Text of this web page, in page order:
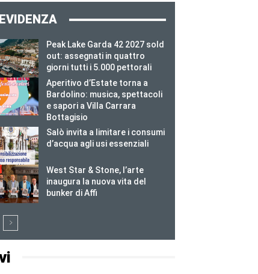
Peak Lake Garda 42 2027 sold
out: assegnati in quattro
giorni tutti i 5.000 pettorali
Aperitivo d’Estate torna a
Bardolino: musica, spettacoli
e sapori a Villa Carrara
Bottagisio
Salò invita a limitare i consumi
d’acqua agli usi essenziali
West Star & Stone, l’arte
inaugura la nuova vita del
bunker di Affi